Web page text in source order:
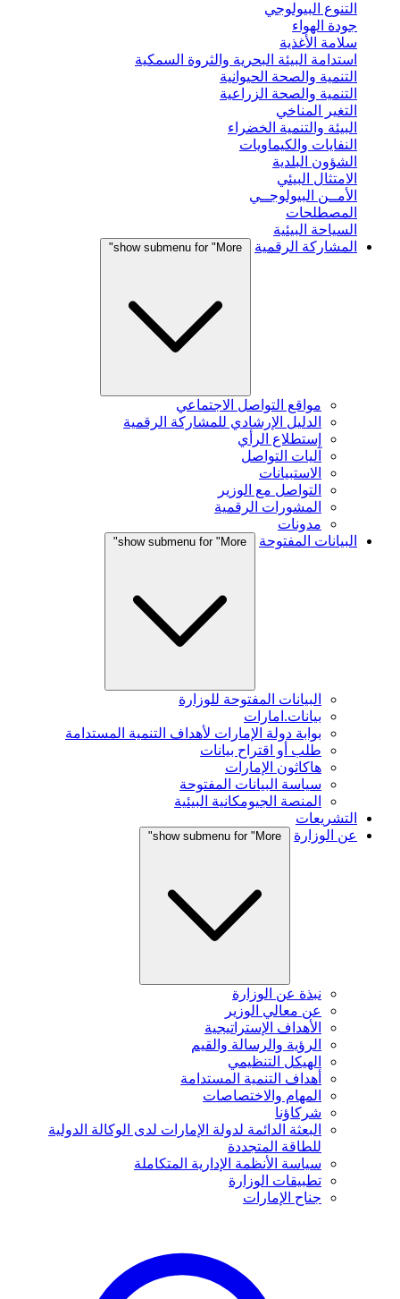
التنوع البيولوجي
جودة الهواء
سلامة الأغذية
استدامة البيئة البحرية والثروة السمكية
التنمية والصحة الحيوانية
التنمية والصحة الزراعية
التغير المناخي
البيئة والتنمية الخضراء
النفايات والكيماويات
الشؤون البلدية
الامتثال البيئي
الأمــن البيولوجــي
المصطلحات
السياحة البيئية
المشاركة الرقمية
show submenu for "More"
مواقع التواصل الاجتماعي
الدليل الإرشادي للمشاركة الرقمية
إستطلاع الرأي
آليات التواصل
الاستبيانات
التواصل مع الوزير
المشورات الرقمية
مدونات
البيانات المفتوحة
show submenu for "More"
البيانات المفتوحة للوزارة
بيانات.امارات
بوابة دولة الإمارات لأهداف التنمية المستدامة
طلب أو اقتراح بيانات
هاكاثون الإمارات
سياسة البيانات المفتوحة
المنصة الجيومكانية البيئية
التشريعات
عن الوزارة
show submenu for "More"
نبذة عن الوزارة
عن معالي الوزير
الأهداف الإستراتيجية
الرؤية والرسالة والقيم
الهيكل التنظيمي
أهداف التنمية المستدامة
المهام والاختصاصات
شركاؤنا
البعثة الدائمة لدولة الإمارات لدى الوكالة الدولية
للطاقة المتجددة
سياسة الأنظمة الإدارية المتكاملة
تطبيقات الوزارة
جناح الإمارات